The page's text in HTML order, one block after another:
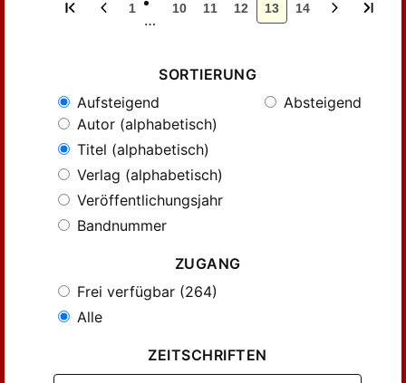
1
…
10 11 12 13 14
SORTIERUNG
Aufsteigend
Absteigend
Autor (alphabetisch)
Titel (alphabetisch)
Verlag (alphabetisch)
Veröffentlichungsjahr
Bandnummer
ZUGANG
Frei verfügbar (264)
Alle
ZEITSCHRIFTEN